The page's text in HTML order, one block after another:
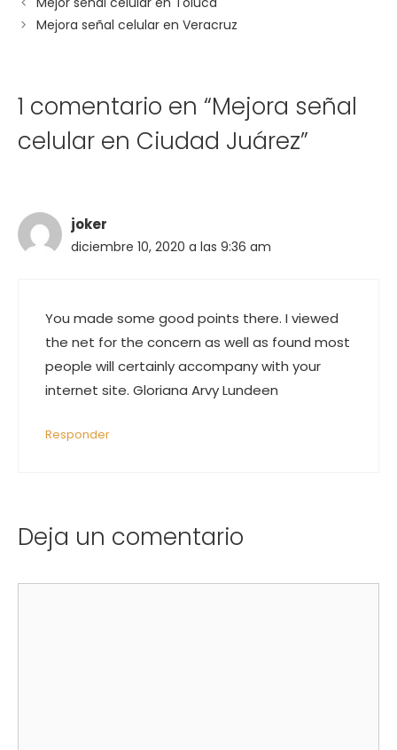
de
entradas
Mejora señal celular en Veracruz
1 comentario en “Mejora señal
celular en Ciudad Juárez”
joker
diciembre 10, 2020 a las 9:36 am
You made some good points there. I viewed
the net for the concern as well as found most
people will certainly accompany with your
internet site. Gloriana Arvy Lundeen
Responder
Deja un comentario